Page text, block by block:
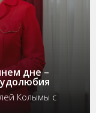
дне –
Колымы с